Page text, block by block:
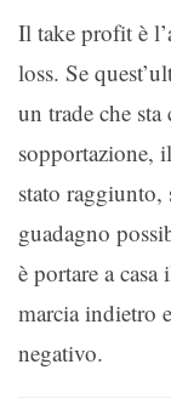
Il take profit è
loss. Se
un trade che
sopportazione,
stato raggiunto,
guadagno
è portare a
marcia indietro
negativo.